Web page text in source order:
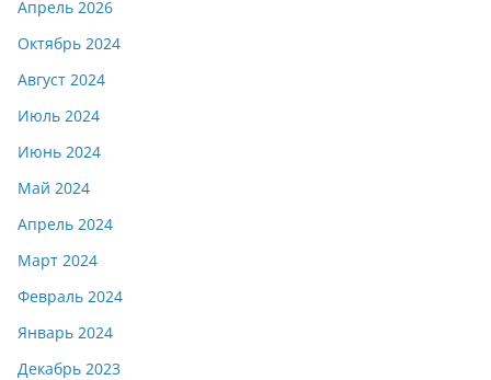
Апрель 2026
Октябрь 2024
Август 2024
Июль 2024
Июнь 2024
Май 2024
Апрель 2024
Март 2024
Февраль 2024
Январь 2024
Декабрь 2023